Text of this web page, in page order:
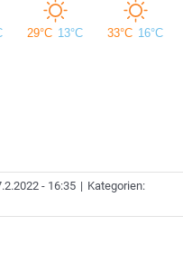
- 16:35 | Kategorien: